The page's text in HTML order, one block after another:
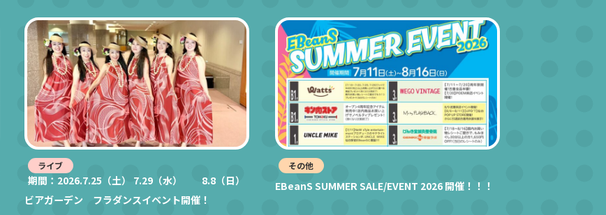
ライブ
期間：2026.7.25（土） 7.29（水） 8.8（日）
ビアガーデン フラダンスイベント開催！
その他
EBeanS SUMMER SALE/EVENT 2026 開催！！！